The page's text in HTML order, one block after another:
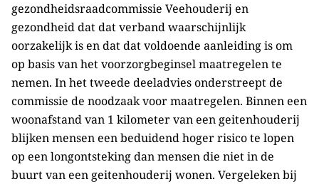
gezondheidsraadcommissie Veehouderij en
gezondheid dat dat verband waarschijnlijk
oorzakelijk is en dat dat voldoende aanleiding is om
op basis van het voorzorgbeginsel maatregelen te
nemen. In het tweede deeladvies onderstreept de
commissie de noodzaak voor maatregelen. Binnen een
woonafstand van 1 kilometer van een geitenhouderij
blijken mensen een beduidend hoger risico te lopen
op een longontsteking dan mensen die niet in de
buurt van een geitenhouderij wonen. Vergeleken bij